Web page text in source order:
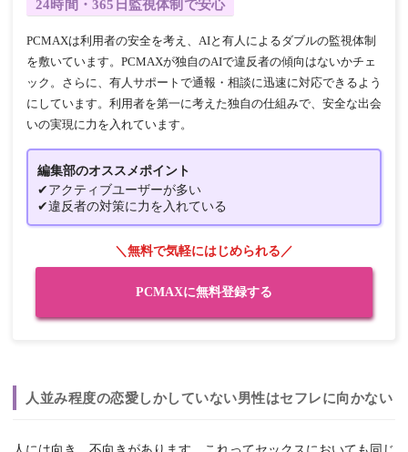
24時間・365日監視体制で安心
PCMAXは利用者の安全を考え、AIと有人によるダブルの監視体制
を敷いています。PCMAXが独自のAIで違反者の傾向はないかチェ
ック。さらに、有人サポートで通報・相談に迅速に対応できるよう
にしています。利用者を第一に考えた独自の仕組みで、安全な出会
いの実現に力を入れています。
編集部のオススメポイント
✔アクティブユーザーが多い
✔違反者の対策に力を入れている
＼無料で気軽にはじめられる／
PCMAXに無料登録する
人並み程度の恋愛しかしていない男性はセフレに向かない